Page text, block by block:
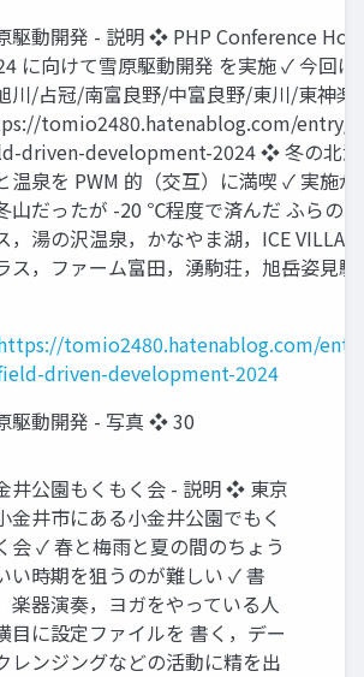
駆動開発 - 説明 ❖ PHP Conference
に向けて雪原駆動開発 を実施 ✓ 今回は
旭川/占冠/南富良野/中富良野/東川/東神楽
tomio2480.hatenablog.com/entry/
driven-development-2024 ❖ 冬の北海
温泉を PWM 的（交互）に満喫 ✓ 実施
山だったが -20 ℃程度で済んだ ふらの
，湯の沢温泉，かなやま湖，ICE
ス，ファーム富田，湧駒荘，旭岳姿見
tomio2480.hatenablog.com/
driven-development-2024
駆動開発 - 写真 ❖ 30
井公園もくもく会 - 説明 ❖ 東京
金井市にある小金井公園でもく
会 ✓ 春と梅雨と夏の間のちょう
い時期を狙うのが難しい ✓ 書
楽器演奏，ヨガをやっている人
目に設定ファイルを 書く，デー
レンジングなどの活動に精を出